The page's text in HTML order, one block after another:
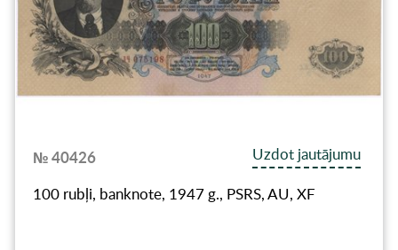
№ 40426
Uzdot jautājumu
100 rubļi, banknote, 1947 g., PSRS, AU, XF